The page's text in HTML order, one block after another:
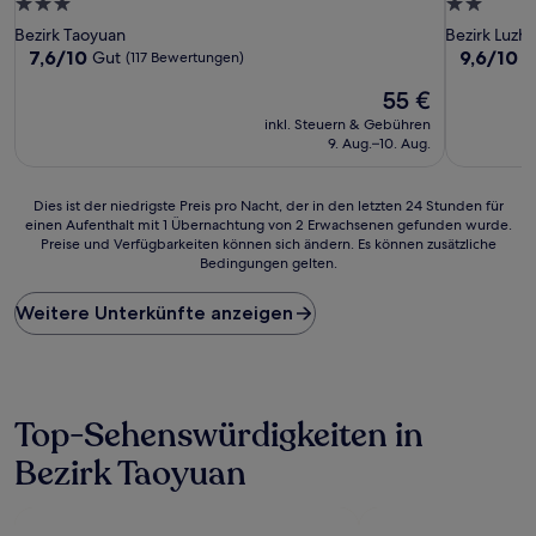
Sterne-
Unterkunft
Bezirk Taoyuan
7.6
7,6/10 Gut (117 Bewertungen)
Der
Preis
beträgt
55 €
inkl. Steuern & Gebühren
9. Aug.–10. Aug.
Sterne-
Bezirk Luzhu
9.6
9,6/10
Dies
ist
Preis
pro
Nacht,
letzten
24 Stunden
für
einen
Dies ist der niedrigste Preis pro Nacht, der in den letzten 24 Stunden für
einen Aufenthalt mit 1 Übernachtung von 2 Erwachsenen gefunden wurde.
Preise und Verfügbarkeiten können sich ändern. Es können zusätzliche
Bedingungen gelten.
Weitere Unterkünfte anzeigen
Top-Sehenswürdigkeiten in
Bezirk Taoyuan